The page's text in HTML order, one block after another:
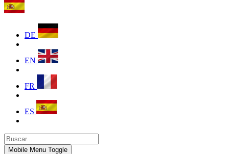
DE
EN
FR
ES
Mobile Menu Toggle